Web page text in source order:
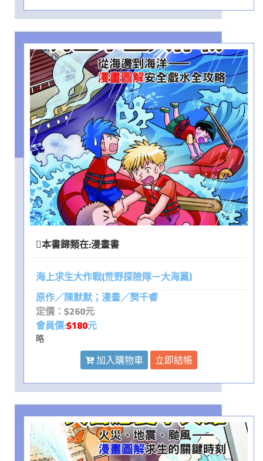
本書歸類在:漫畫書
海上求生大作戰(荒野探險隊－大海篇)
原作／陳默默；漫畫／樊千睿
定價：$260元
會員價:$180元
略
加入購物車 立即結帳